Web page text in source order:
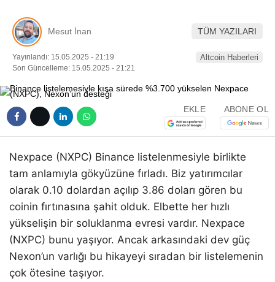
Mesut İnan TÜM YAZILARI
Yayınlandı: 15.05.2025 - 21:19
Son Güncelleme: 15.05.2025 - 21:21
Altcoin Haberleri
EKLE ABONE OL
Nexpace (NXPC) Binance listelenmesiyle birlikte
tam anlamıyla gökyüzüne fırladı. Biz yatırımcılar
olarak 0.10 dolardan açılıp 3.86 doları gören bu
coinin fırtınasına şahit olduk. Elbette her hızlı
yükselişin bir soluklanma evresi vardır. Nexpace
(NXPC) bunu yaşıyor. Ancak arkasındaki dev güç
Nexon’un varlığı bu hikayeyi sıradan bir listelemenin
çok ötesine taşıyor.